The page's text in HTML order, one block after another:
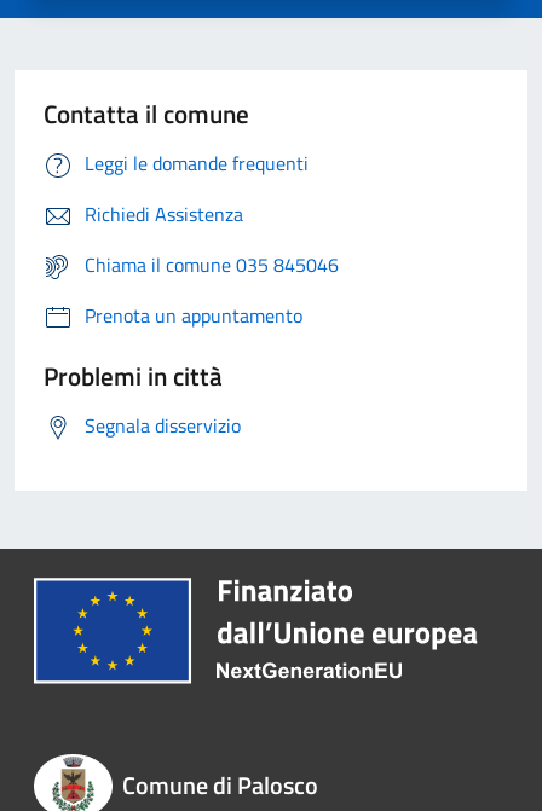
Contatta il comune
Leggi le domande frequenti
Richiedi Assistenza
Chiama il comune 035 845046
Prenota un appuntamento
Problemi in città
Segnala disservizio
Comune di Palosco